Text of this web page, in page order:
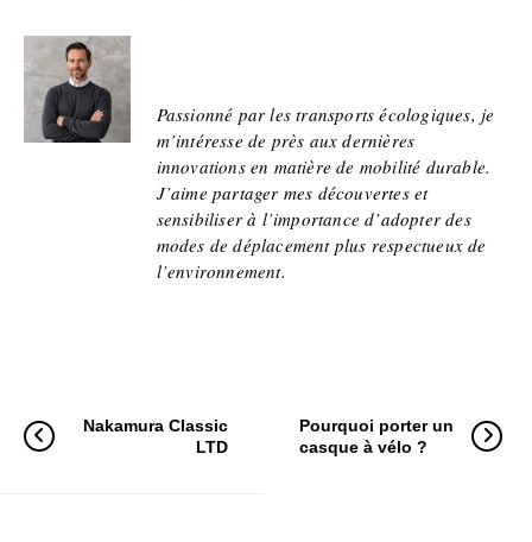
Passionné par les transports écologiques, je
m’intéresse de près aux dernières
innovations en matière de mobilité durable.
J’aime partager mes découvertes et
sensibiliser à l’importance d’adopter des
modes de déplacement plus respectueux de
l’environnement.
Nakamura Classic
LTD
Pourquoi porter un
casque à vélo ?